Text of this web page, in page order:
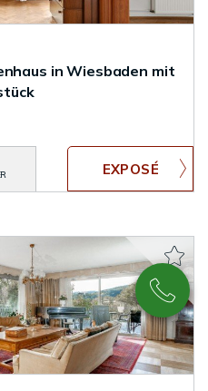
in Wiesbaden mit